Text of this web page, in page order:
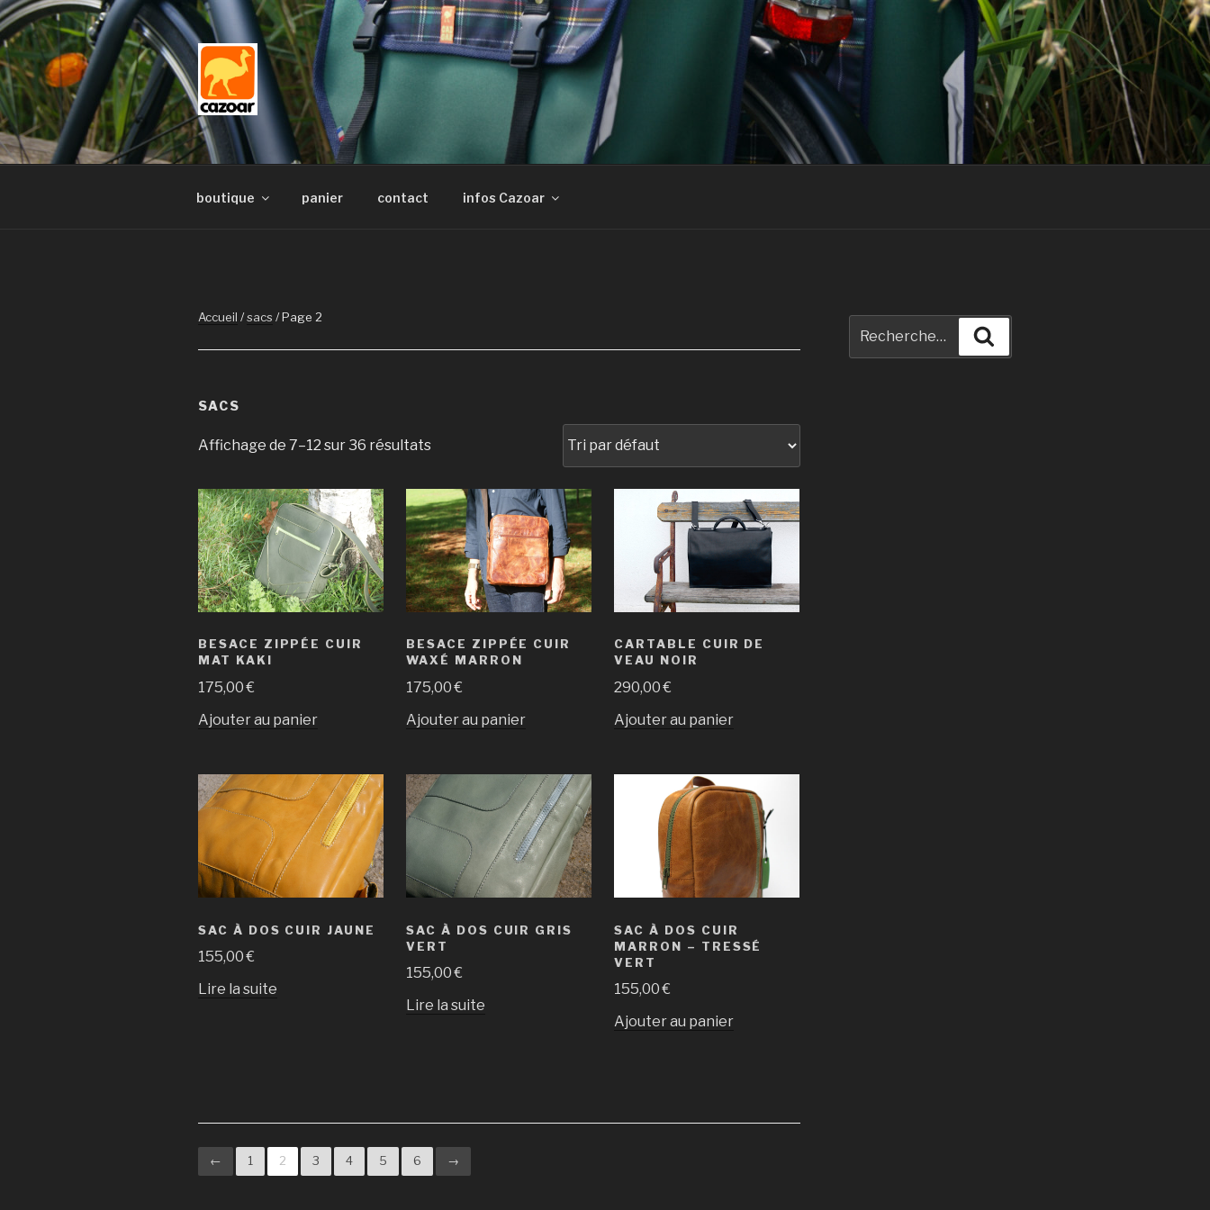
Aller
au
contenu
principal
boutique panier contact infos Cazoar
Accueil /sacs / Page 2
SACS
Affichage de 7–12 sur 36 résultats
BESACE ZIPPÉE CUIR
MAT KAKI
175,00€
Ajouter au panier
BESACE ZIPPÉE CUIR
WAXÉ MARRON
175,00€
Ajouter au panier
CARTABLE CUIR DE
VEAU NOIR
290,00€
Ajouter au panier
SAC À DOS CUIR JAUNE
155,00€
Lire la suite
SAC À DOS CUIR GRIS
VERT
155,00€
Lire la suite
SAC À DOS CUIR
MARRON – TRESSÉ
VERT
155,00€
Ajouter au panier
← 1 2 3 4 5 6 →
pour
: